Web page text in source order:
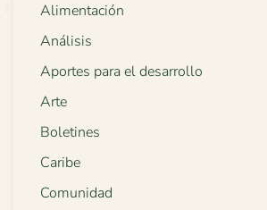
Alimentación
Análisis
Aportes para el desarrollo
Arte
Boletines
Caribe
Comunidad